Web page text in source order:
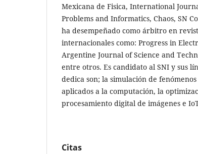
Mexicana de Fisica, International
Problems and Informatics, Chaos, SN
ha desempeñado como árbitro en
internacionales como: Progress in
Argentine Journal of Science and
entre otros. Es candidato al SNI y sus
dedica son; la simulación de
aplicados a la computación, la
procesamiento digital de imágenes e
Citas